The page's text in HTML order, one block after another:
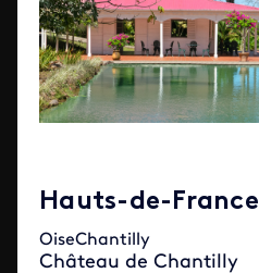
Hauts-de-France
OiseChantilly
Château de Chantilly